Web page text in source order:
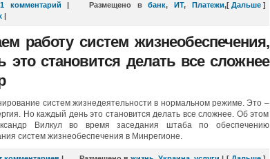
[Дальше ]
1 комментарий | Размещено вбанк, ИТ, Платежи,
|
работу систем жизнеобеспечения,
становится делать все сложнее
систем жизнедеятельности в нормальном режиме. Это –
Но каждый день это становится делать все сложнее. Об этом
Вилкул во время заседания штаба по обеспечению
систем жизнеобеспечения в Минрегионе.